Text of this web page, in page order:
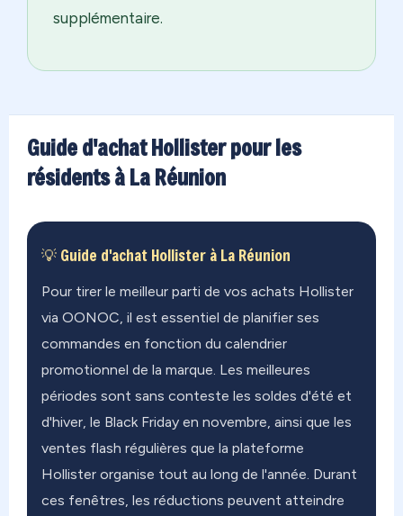
supplémentaire.
Guide d'achat Hollister pour les
résidents à La Réunion
💡 Guide d'achat Hollister à La Réunion
Pour tirer le meilleur parti de vos achats Hollister
via OONOC, il est essentiel de planifier ses
commandes en fonction du calendrier
promotionnel de la marque. Les meilleures
périodes sont sans conteste les soldes d'été et
d'hiver, le Black Friday en novembre, ainsi que les
ventes flash régulières que la plateforme
Hollister organise tout au long de l'année. Durant
ces fenêtres, les réductions peuvent atteindre